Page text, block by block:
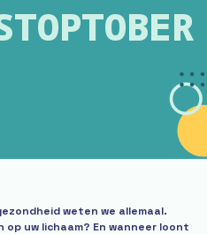
weten we allemaal.
uw lichaam? En wanneer loont